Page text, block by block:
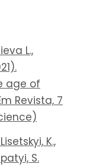
L.,
age of
Revista, 7
K.,
S.